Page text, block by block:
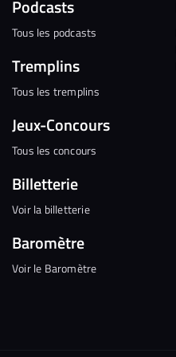
Podcasts
Tous les podcasts
Tremplins
Tous les tremplins
Jeux-Concours
Tous les concours
Billetterie
Voir la billetterie
Baromètre
Voir le Baromètre